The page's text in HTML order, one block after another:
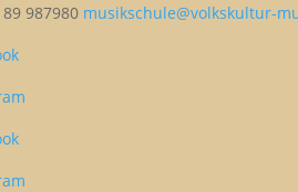
89 987980 musikschule@volkskultur-